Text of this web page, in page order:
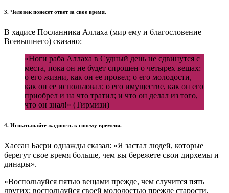
3. Человек понесет ответ за свое время.
В хадисе Посланника Аллаха (мир ему и благословение
Всевышнего) сказано:
«Ноги раба Аллаха в Судный день не сдвинутся с
места, пока он не будет спрошен о четырех вещах:
о его жизни, как он ее провел; о его молодости,
как он ее использовал; о его имуществе, как он его
приобрел и на что тратил; и что он делал из того,
что он знал!» (Тирмизи)
4. Испытывайте жадность к своему времени.
Хассан Басри однажды сказал: «Я застал людей, которые
берегут свое время больше, чем вы бережете свои дирхемы и
динары».
«Воспользуйся пятью вещами прежде, чем случится пять
других: воспользуйся своей молодостью прежде старости,